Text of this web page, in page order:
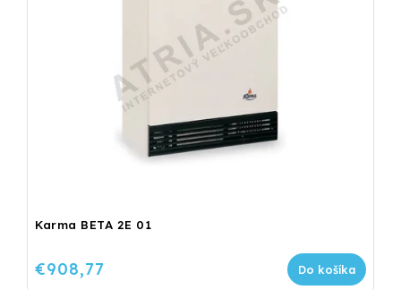
Karma BETA 2E 01
€908,77 Do košíka